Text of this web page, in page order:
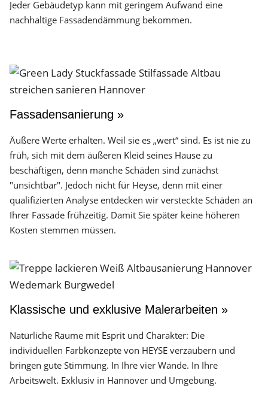
Jeder Gebäudetyp kann mit geringem Aufwand eine
nachhaltige Fassadendämmung bekommen.
Fassadensanierung »
Äußere Werte erhalten. Weil sie es „wert“ sind. Es ist nie zu
früh, sich mit dem äußeren Kleid seines Hause zu
beschäftigen, denn manche Schäden sind zunächst
"unsichtbar". Jedoch nicht für Heyse, denn mit einer
qualifizierten Analyse entdecken wir versteckte Schäden an
Ihrer Fassade frühzeitig. Damit Sie später keine höheren
Kosten stemmen müssen.
Klassische und exklusive Malerarbeiten »
Natürliche Räume mit Esprit und Charakter: Die
individuellen Farbkonzepte von HEYSE verzaubern und
bringen gute Stimmung. In Ihre vier Wände. In Ihre
Arbeitswelt. Exklusiv in Hannover und Umgebung.